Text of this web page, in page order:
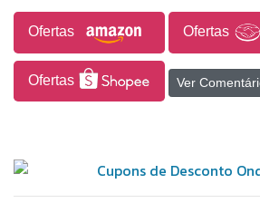
Ofertas Ofertas
Ofertas Ver